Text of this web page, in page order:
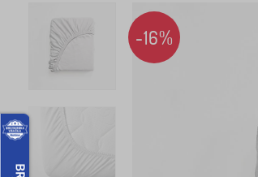
-16%